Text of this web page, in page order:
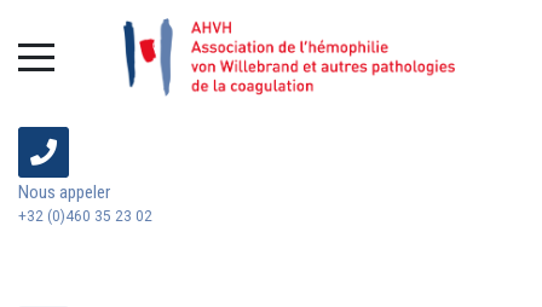
Nous appeler
+32 (0)460 35 23 02